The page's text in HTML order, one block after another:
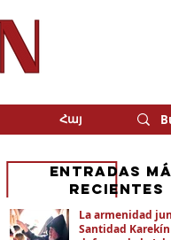
Հայ
La armenidad
Santidad
eNTRADAS
RECIENTES